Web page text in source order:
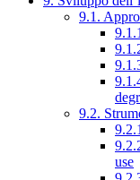
9.1.
9.2.
use